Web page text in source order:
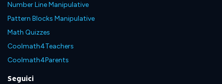
Number Line Manipulative
Pattern Blocks Manipulative
Math Quizzes
Coolmath4Teachers
Coolmath4Parents
Seguici